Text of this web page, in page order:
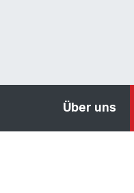
Über uns